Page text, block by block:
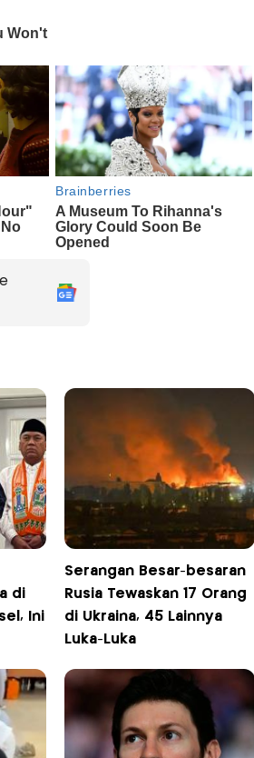
di
Ini
Serangan Besar-besaran
Rusia Tewaskan 17 Orang
di Ukraina, 45 Lainnya
Luka-Luka